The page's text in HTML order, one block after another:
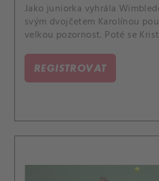
Jako juniorka vyhrála
svým dvojčetem Karolínou
velkou pozornost. Poté se
REGISTROVAT